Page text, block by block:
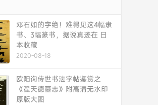
邓石如的字绝！难得见这4幅隶
书、3幅篆书，据说真迹在 日
本收藏
2020-08-18
欧阳询传世书法字帖鉴赏之
《翟天德墓志》附高清无水印
原版大图